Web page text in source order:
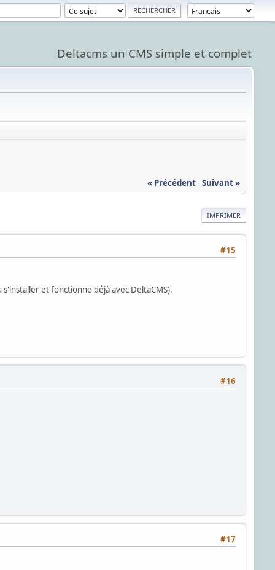
Deltacms un CMS simple et complet
« Précédent-Suivant »
IMPRIMER
#15
et fonctionne déjà avec DeltaCMS).
#16
#17